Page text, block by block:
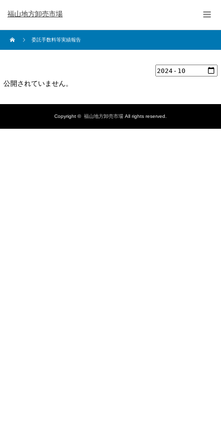
福山地方卸売市場
委託手数料等実績報告
公開されていません。
Copyright © 福山地方卸売市場 All rights reserved.